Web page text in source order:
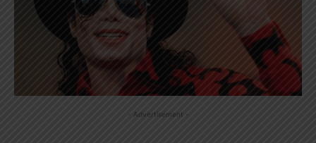
- Advertisement -